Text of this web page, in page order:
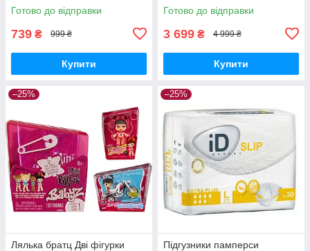
Готово до відправки
739 ₴ 999 ₴
Купити
Готово до відправки
3 699 ₴ 4 999 ₴
Купити
–25%
Лялька братц Дві фігурки
–25%
Підгузники памперси